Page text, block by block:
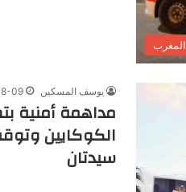
المغرب
يوسف المسكين 09
مداهمة أمنية
الكوكايين
سيدتان